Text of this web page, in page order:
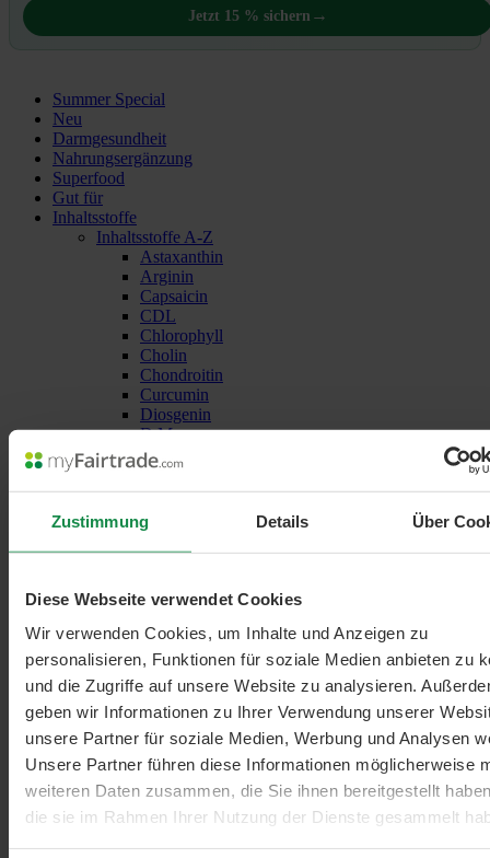
Zustimmung Details Über
Diese Webseite verwendet Cookies
Wir verwenden Cookies, um Inhalte und Anzeigen zu
personalisieren, Funktionen für soziale Medien anbieten zu
und die Zugriffe auf unsere Website zu analysieren.
geben wir Informationen zu Ihrer Verwendung unserer
unsere Partner für soziale Medien, Werbung und Analysen
Unsere Partner führen diese Informationen möglicherweise
weiteren Daten zusammen, die Sie ihnen bereitgestellt
die sie im Rahmen Ihrer Nutzung der Dienste gesammelt
Jetzt 15 % sichern →
Summer Special
Neu
Darmgesundheit
Nahrungsergänzung
Superfood
Gut für
Inhaltsstoffe
Inhaltsstoffe A-Z
Astaxanthin
Arginin
Capsaicin
CDL
Chlorophyll
Cholin
Chondroitin
Curcumin
Diosgenin
D Mannose
DMSO
Glucomannan
Glucosamin
Inositol
Inulin
Kolloidales Silber
Lithium
Lugolsche Lösung
Melatonin
Methylenblau
Nattokinase
NMN
Omega 3
OPC
Piperin
Pycnogenol
Quercetin
Resveratrol